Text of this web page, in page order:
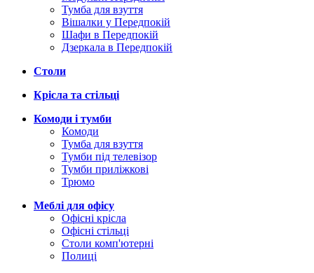
Тумба для взуття
Вішалки у Передпокій
Шафи в Передпокій
Дзеркала в Передпокій
Столи
Крісла та стільці
Комоди і тумби
Комоди
Тумба для взуття
Тумби під телевізор
Тумби приліжкові
Трюмо
Меблі для офісу
Офісні крісла
Офісні стільці
Столи комп'ютерні
Полиці